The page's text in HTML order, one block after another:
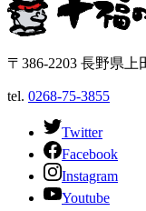
〒386-2203 長野県上
tel. 0268-75-3855
Twitter
Facebook
Instagram
Youtube